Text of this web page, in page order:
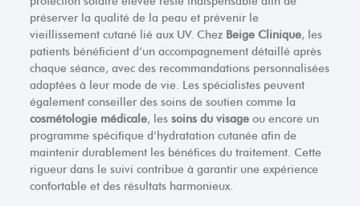
préserver la qualité de la peau et prévenir le
vieillissement cutané lié aux UV. Chez Beige Clinique, les
patients bénéficient d’un accompagnement détaillé après
chaque séance, avec des recommandations personnalisées
adaptées à leur mode de vie. Les spécialistes peuvent
également conseiller des soins de soutien comme la
cosmétologie médicale, les soins du visageou encore un
programme spécifique d’hydratation cutanée afin de
maintenir durablement les bénéfices du traitement. Cette
rigueur dans le suivi contribue à garantir une expérience
confortable et des résultats harmonieux.